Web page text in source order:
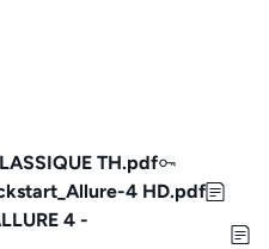
TH.pdf
4 HD.pdf
4 -